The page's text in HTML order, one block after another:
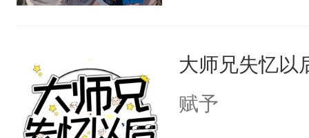
他一见钟情
你真的不想要
（坚定得像是
有一瞬的恍惚
严之畔就拥上
大师兄失忆以
赋予